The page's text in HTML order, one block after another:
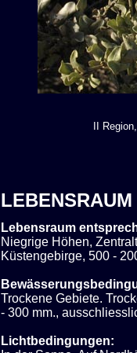
II
LEBENSRAUM
Lebensraum
Niegrige Höhen,
Küstengebirge, 500 -
Trockene Gebiete.
- 300 mm.,
Lichtbedingungen: